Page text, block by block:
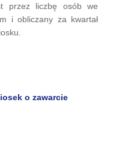
przez liczbę osób we
i obliczany za kwartał
o zawarcie